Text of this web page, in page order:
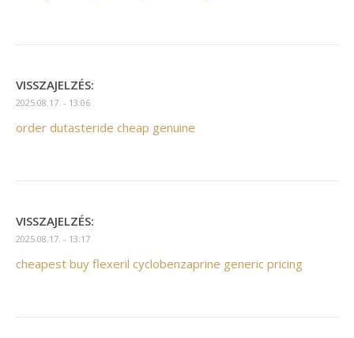
VISSZAJELZÉS:
2025.08.17. - 13:06
order dutasteride cheap genuine
VISSZAJELZÉS:
2025.08.17. - 13:17
cheapest buy flexeril cyclobenzaprine generic pricing